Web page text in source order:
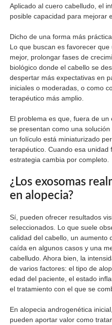
Aplicado al cuero cabelludo, el
posible capacidad para mejorar
Dicho de una forma más
Lo que buscan es favorecer
mejor, prolongar fases de
biológico donde el cabello se
despertar más expectativas en
iniciales o moderadas, o como
terapéutico más amplio.
El problema es que, fuera de
se presentan como una
un folículo está miniaturizado
terapéutico. Cuando esa unidad
estrategia cambia por completo.
¿Los exosomas
en alopecia?
Sí, pueden ofrecer resultados
seleccionados. Lo que suele
calidad del cabello, un aumento
caída en algunos casos y una
cabelludo. Ahora bien, la
de varios factores: el tipo de
edad del paciente, el estado
el tratamiento con el que se
En alopecia androgenética
pueden aportar valor como